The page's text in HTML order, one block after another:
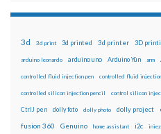
3d 3d print 3d printed 3d printer 3D
arduino leonardo arduino uno Arduino Yún arm
controlled fluid injection pen controlled fluid
controlled silicon injection pencil control silicon
CtrlJ pen dolly foto dolly photo dolly project
fusion 360 Genuino home assistant i2c